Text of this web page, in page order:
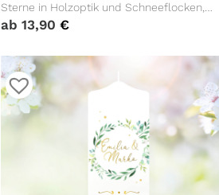
Sterne in Holzoptik und Schneeflocken,
Fensteraufkleber, Weihnachtsdekoration
ab 13,90 €